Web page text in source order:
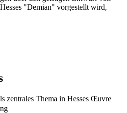
"Demian" vorgestellt wird,
zentrales Thema in Hesses Œuvre